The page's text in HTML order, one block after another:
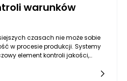
warunków
czasach nie może sobie
w procesie produkcji. Systemy
element kontroli jakości,
pomiarowym, producenci są w